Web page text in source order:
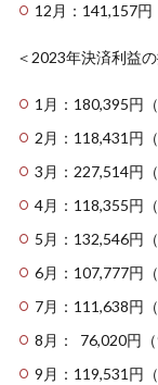
12月：141,157円
＜2023年決済利益
1月：180,395円
2月：118,431円
3月：227,514円（
4月：118,355円（
5月：132,546円
6月：107,777円（
7月：111,638円
8月： 76,020円（
9月：119,531円（